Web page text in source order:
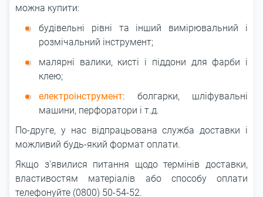
можна купити:
будівельні рівні та інший вимірювальний і
розмічальний інструмент;
малярні валики, кисті і піддони для фарби і
клею;
електроінструмент: болгарки, шліфувальні
машини, перфоратори і т.д.
По-друге, у нас відпрацьована служба доставки і
можливий будь-який формат оплати.
Якщо з'явилися питання щодо термінів доставки,
властивостям матеріалів або способу оплати
телефонуйте (0800) 50-54-52.